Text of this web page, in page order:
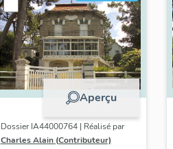
Aperçu
Dossier IA44000764 | Réalisé par
Charles Alain (Contributeur)